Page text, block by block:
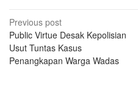
Post
navigation
Previous post
Public Virtue Desak Kepolisian
Usut Tuntas Kasus
Penangkapan Warga Wadas